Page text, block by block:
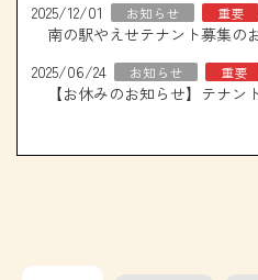
2025/12/01
お知らせ 重要
南の駅やえせテナント募集の
2025/06/24
お知らせ 重要